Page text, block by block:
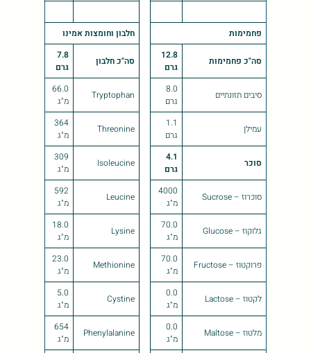
פחמימות חלבון וחומצות אמינו
סה"כ פחמימות
12.8
גרם
סה"כ חלבון
7.8
גרם
סיבים תזונתיים
8.0
גרם
Tryptophan
66.0
מ"ג
עמילן
1.1
גרם
Threonine
364
מ"ג
סוכר
4.1
גרם
Isoleucine
309
מ"ג
סוכרוז – Sucrose
4000
מ"ג
Leucine
592
מ"ג
גלוקוז – Glucose
70.0
מ"ג
Lysine
18.0
מ"ג
פרוקטוז – Fructose
70.0
מ"ג
Methionine
23.0
מ"ג
לקטוז – Lactose
0.0
מ"ג
Cystine
5.0
מ"ג
מלטוז – Maltose
0.0
מ"ג
Phenylalanine
654
מ"ג